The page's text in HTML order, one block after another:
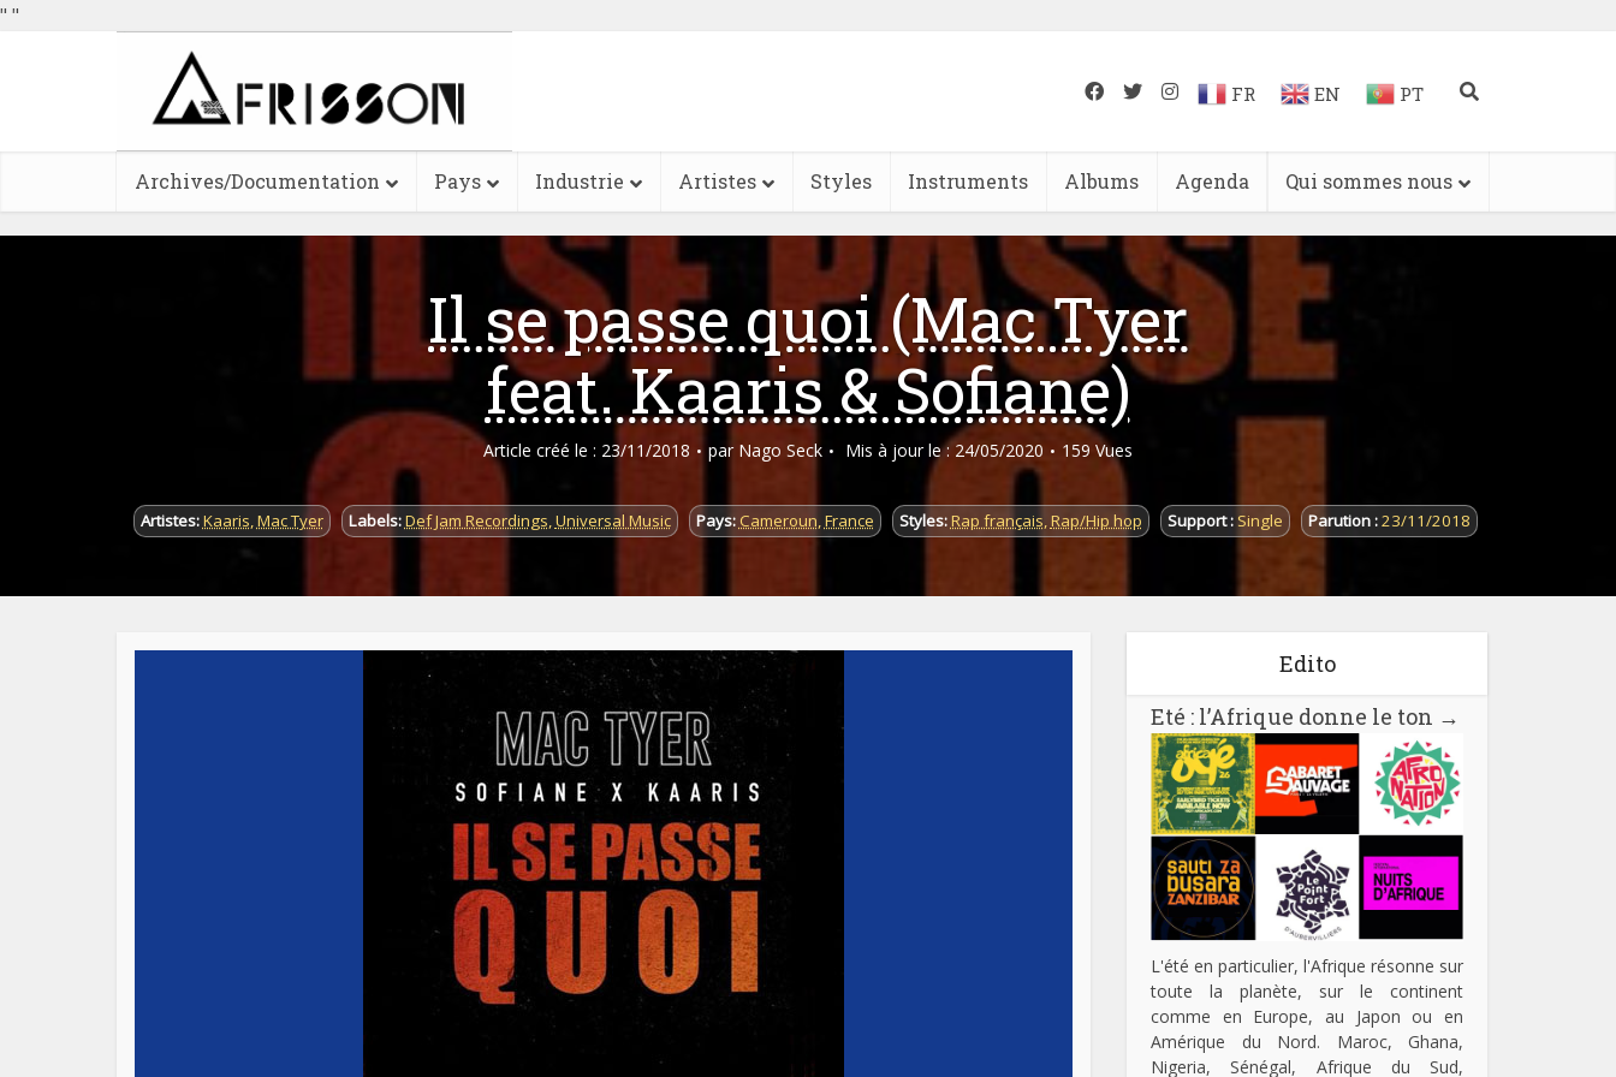
" "
FR EN PT
Archives/Documentation Pays Industrie Artistes Styles Instruments Albums Agenda Qui sommes nous
Il se passe quoi (Mac Tyer
feat. Kaaris & Sofiane)
Article créé le : 23/11/2018 par Nago Seck Mis à jour le : 24/05/2020 159 Vues
Artistes:Kaaris,Mac Tyer Labels:Def Jam Recordings,Universal Music Pays: Cameroun,France Styles:Rap français,Rap/Hip hop Support : Single Parution :23/11/2018
Edito
Eté : l’Afrique donne le ton →
L'été en particulier, l'Afrique résonne sur
toute la planète, sur le continent
comme en Europe, au Japon ou en
Amérique du Nord. Maroc, Ghana,
Nigeria, Sénégal, Afrique du Sud,